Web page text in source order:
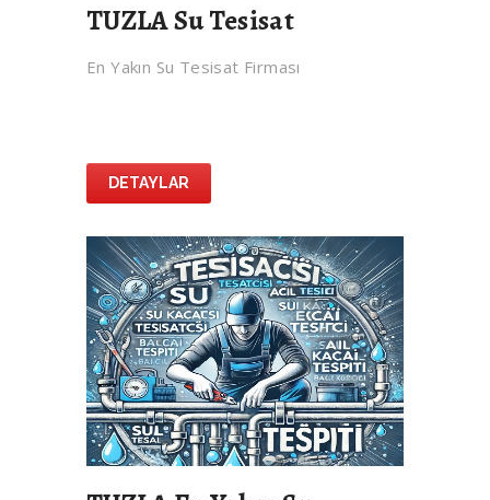
TUZLA Su Tesisat
En Yakın Su Tesisat Firması
DETAYLAR